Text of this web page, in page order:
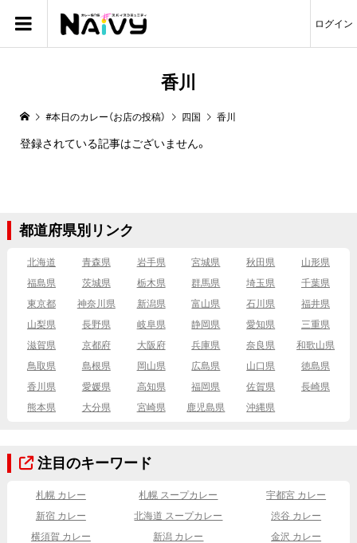
ログイン
香川
#本日のカレー（お店の投稿） 四国 香川
登録されている記事はございません。
都道府県別リンク
北海道 青森県 岩手県 宮城県 秋田県
山形県
福島県
茨城県 栃木県 群馬県 埼玉県
千葉県
東京都
神奈川県 新潟県 富山県 石川県
福井県
山梨県
長野県 岐阜県 静岡県 愛知県
三重県
滋賀県
京都府 大阪府 兵庫県 奈良県
和歌山県
鳥取県
島根県 岡山県 広島県 山口県
徳島県
香川県
愛媛県 高知県 福岡県 佐賀県
長崎県
熊本県
大分県 宮崎県 鹿児島県 沖縄県
注目のキーワード
札幌 カレー 札幌 スープカレー
宇都宮 カレー
新宿 カレー
北海道 スープカレー
渋谷 カレー
横須賀 カレー
新潟 カレー
金沢 カレー